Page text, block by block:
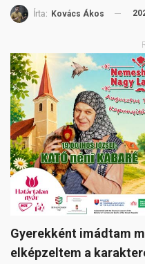
Írta: Kovács Ákos
Gyerekként imádtam
elképzeltem a